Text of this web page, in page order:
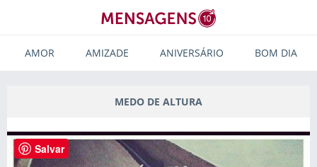
AMOR AMIZADE ANIVERSÁRIO BOM DIA
MEDO DE ALTURA
Salvar